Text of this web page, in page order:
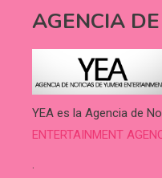
AGENCIA
YEA es la Agencia de
ENTERTAINMENT
.